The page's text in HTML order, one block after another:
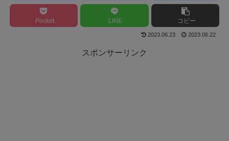
Pocket LINE コピー
2023.06.23 2023.06.22
スポンサーリンク